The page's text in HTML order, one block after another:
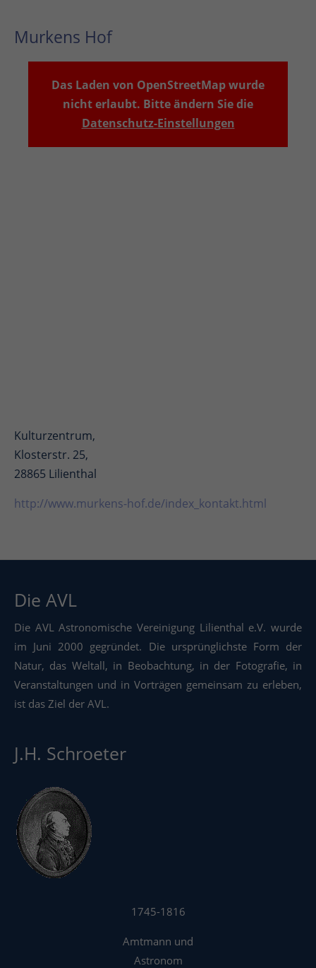
Murkens Hof
Das Laden von OpenStreetMap wurde
nicht erlaubt. Bitte ändern Sie die
Datenschutz-Einstellungen
Kulturzentrum,
Klosterstr. 25,
28865 Lilienthal
http://www.murkens-hof.de/index_kontakt.html
Die AVL
Die AVL Astronomische Vereinigung Lilienthal e.V. wurde
im Juni 2000 gegründet. Die ursprünglichste Form der
Natur, das Weltall, in Beobachtung, in der Fotografie, in
Veranstaltungen und in Vorträgen gemeinsam zu erleben,
ist das Ziel der AVL.
J.H. Schroeter
1745-1816
Amtmann und
Astronom